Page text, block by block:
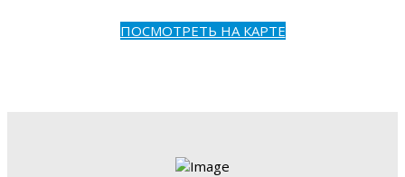
ПОСМОТРЕТЬ НА КАРТЕ